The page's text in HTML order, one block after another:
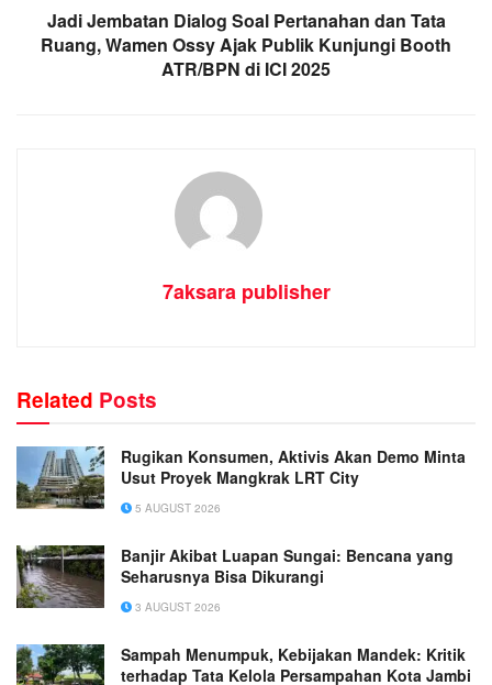
Jadi Jembatan Dialog Soal Pertanahan dan Tata
Ruang, Wamen Ossy Ajak Publik Kunjungi Booth
ATR/BPN di ICI 2025
7aksara publisher
Related Posts
Rugikan Konsumen, Aktivis Akan Demo Minta
Usut Proyek Mangkrak LRT City
5 AUGUST 2026
Banjir Akibat Luapan Sungai: Bencana yang
Seharusnya Bisa Dikurangi
3 AUGUST 2026
Sampah Menumpuk, Kebijakan Mandek: Kritik
terhadap Tata Kelola Persampahan Kota Jambi